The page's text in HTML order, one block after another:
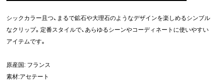
シックカラー且つ、まるで鉱石や大理石のようなデザインを楽しめるシンブル
なクリップ。定番スタイルで、あらゆるシーンやコーディネートに使いやすい
アイテムです。
原産国: フランス
素材:アセテート